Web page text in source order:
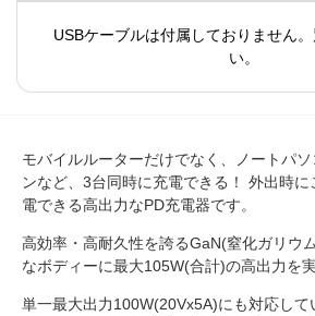
USBケーブルは付属しておりません
い。
モバイルルーターだけでなく、ノートパ
ンなど、3台同時に充電できる！ 外出時
電できる高出力なPD充電器です。
高効率・高耐久性を誇るGaN(窒化ガリウ
なボディーに最大105W(合計)の高出力を実
単一最大出力100W(20Vx5A)にも対応して